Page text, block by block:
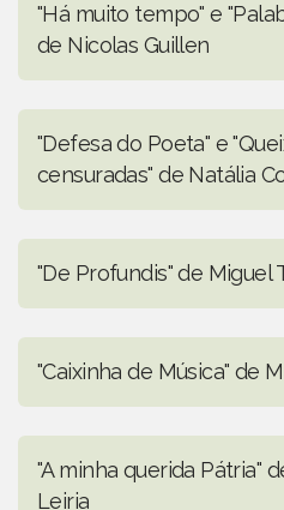
"Há muito tempo" e
de Nicolas Guillen
"Defesa do Poeta" e
censuradas" de Natália
"De Profundis" de Miguel
"Caixinha de Música" de
"A minha querida Pátria"
Leiria